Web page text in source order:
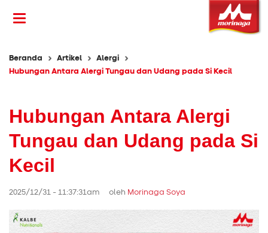
Beranda Artikel
Alergi
Hubungan Antara Alergi Tungau dan Udang pada Si Kecil
Hubungan Antara Alergi
Tungau dan Udang pada Si
Kecil
2025/12/31 - 11:37:31am oleh Morinaga Soya